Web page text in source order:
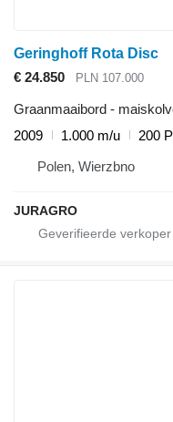
Geringhoff Rota Disc
€ 24.850
PLN 107.000
Graanmaaibord -
2009
1.000 m/u
200
Polen, Wierzbno
JURAGRO